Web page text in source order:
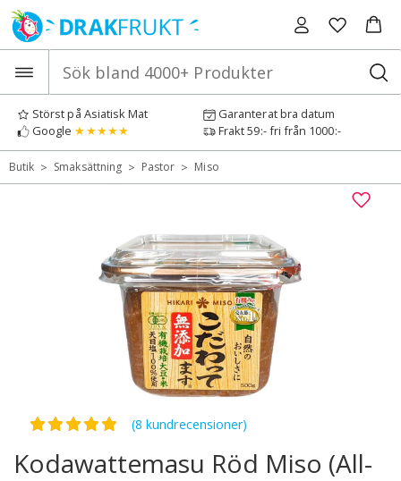
Hoppa
till
innehåll
Störst på Asiatisk Mat
Garanterat bra datum
Google ★★★★★ Frakt 59:- fri från 1000:-
Butik > Smaksättning > Pastor > Miso
Betygsatt5.00av 5
(8 kundrecensioner)
Kodawattemasu Röd Miso (All-